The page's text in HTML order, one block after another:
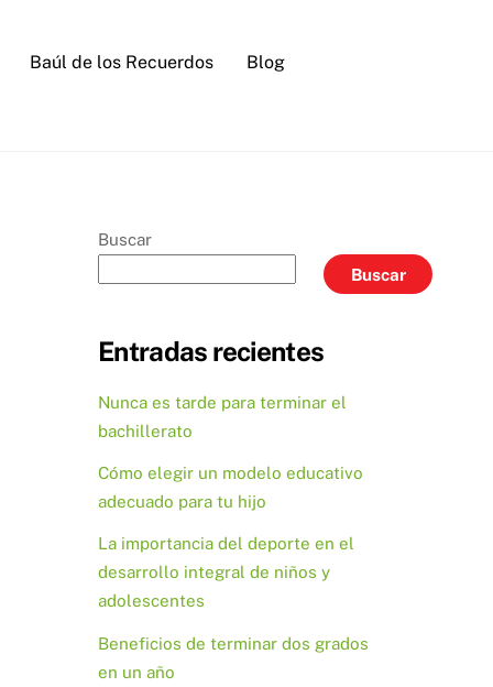
Baúl de los Recuerdos Blog
Buscar
Buscar
Entradas recientes
Nunca es tarde para terminar el
bachillerato
Cómo elegir un modelo educativo
adecuado para tu hijo
La importancia del deporte en el
desarrollo integral de niños y
adolescentes
Beneficios de terminar dos grados
en un año